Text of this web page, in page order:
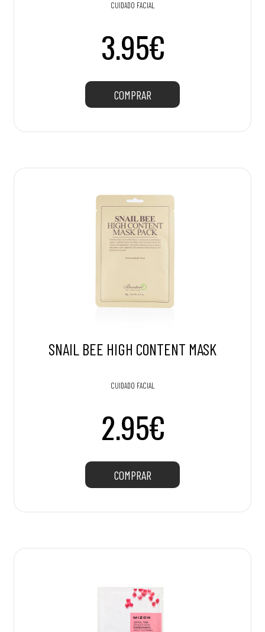
CUIDADO FACIAL
3.95€
COMPRAR
SNAIL BEE HIGH CONTENT MASK
CUIDADO FACIAL
2.95€
COMPRAR